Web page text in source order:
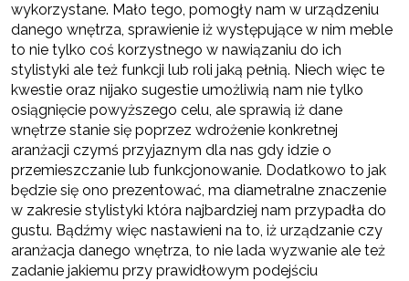
wykorzystane. Mało tego, pomogły nam w urządzeniu
danego wnętrza, sprawienie iż występujące w nim meble
to nie tylko coś korzystnego w nawiązaniu do ich
stylistyki ale też funkcji lub roli jaką pełnią. Niech więc te
kwestie oraz nijako sugestie umożliwią nam nie tylko
osiągnięcie powyższego celu, ale sprawią iż dane
wnętrze stanie się poprzez wdrożenie konkretnej
aranżacji czymś przyjaznym dla nas gdy idzie o
przemieszczanie lub funkcjonowanie. Dodatkowo to jak
będzie się ono prezentować, ma diametralne znaczenie
w zakresie stylistyki która najbardziej nam przypadła do
gustu. Bądźmy więc nastawieni na to, iż urządzanie czy
aranżacja danego wnętrza, to nie lada wyzwanie ale też
zadanie jakiemu przy prawidłowym podejściu